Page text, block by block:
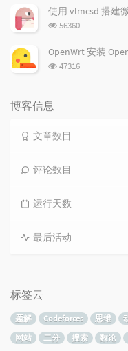
次
数:
使用 vlmcsd 搭建
浏
次
56360
OpenWrt 安装
浏
47316
博客信息
文章数目
评论数目
运行天数
最后活动
标签云
题解 Codeforces 思维
网站
二分 搜索 数论